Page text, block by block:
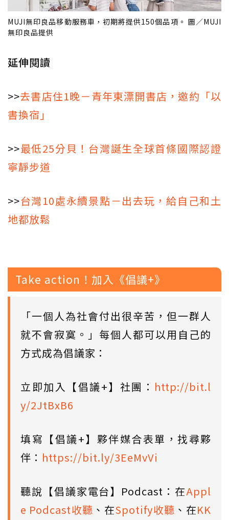
MUJI無印良品移動服務車，初期將提供150個品項。 圖／MUJI
無印良品提供
延伸閱讀
>>去書店住1晚－青年東漂開書店，邀約「以
書換宿」
>>最低25分貝！台灣誕生全球首條國際認證
寧靜步道
>>台灣10處永續景點－出去玩，給自己和土
地都放鬆
Take action！加入《倡議+》
「一個人為社會付出很辛苦，但一群人
就不會寂寞。」每個人都可以用自己的
方式成為倡議家：
立即加入【倡議+】社團： http://bit.l
y/2JtBxB6
填寫【倡議+】夥伴媒合表單，找尋夥
伴： https://bit.ly/3EeMvVi
聽說【倡議家電台】Podcast：在Appl
e Podcast收聽 、在Spotify收聽 、在KK